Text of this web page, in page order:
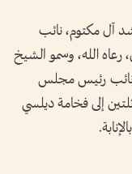
آل مكتوم، نائب
الله، وسمو الشيخ
نائب رئيس مجلس
إلى فخامة ديلسي